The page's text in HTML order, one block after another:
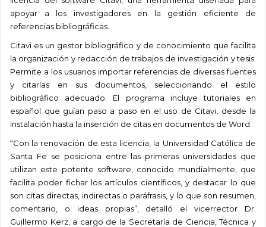
apoyar a los investigadores en la gestión eficiente de
referencias bibliográficas.
Citavi es un gestor bibliográfico y de conocimiento que facilita
la organización y redacción de trabajos de investigación y tesis.
Permite a los usuarios importar referencias de diversas fuentes
y citarlas en sus documentos, seleccionando el estilo
bibliográfico adecuado. El programa incluye tutoriales en
español que guían paso a paso en el uso de Citavi, desde la
instalación hasta la inserción de citas en documentos de Word.
“Con la renovación de esta licencia, la Universidad Católica de
Santa Fe se posiciona entre las primeras universidades que
utilizan este potente software, conocido mundialmente, que
facilita poder fichar los artículos científicos, y destacar lo que
son citas directas, indirectas o paráfrasis, y lo que son resumen,
comentario, o ideas propias”, detalló el vicerrector Dr.
Guillermo Kerz, a cargo de la Secretaría de Ciencia, Técnica y